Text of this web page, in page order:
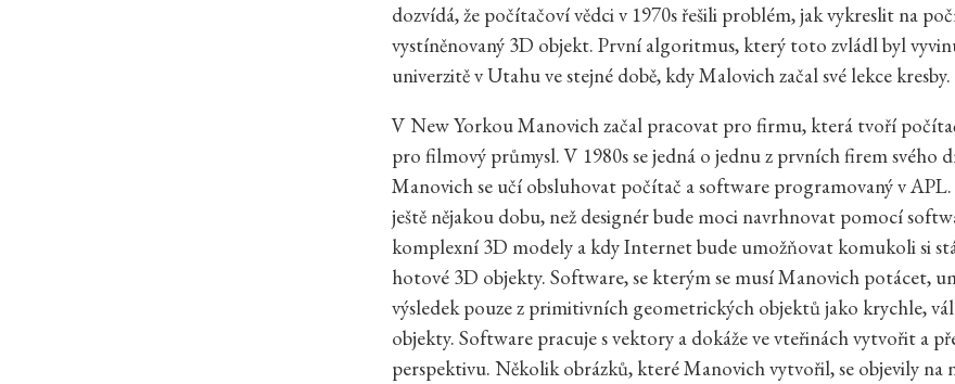
dozvídá, že počítačoví vědci v 1970s řešili problém, jak vykreslit na
vystíněnovaný 3D objekt. První algoritmus, který toto zvládl byl
univerzitě v Utahu ve stejné době, kdy Malovich začal své lekce kresby.
V New Yorkou Manovich začal pracovat pro firmu, která tvoří
pro filmový průmysl. V 1980s se jedná o jednu z prvních firem svého
Manovich se učí obsluhovat počítač a software programovaný v
ještě nějakou dobu, než designér bude moci navrhnovat pomocí
komplexní 3D modely a kdy Internet bude umožňovat komukoli si
hotové 3D objekty. Software, se kterým se musí Manovich potácet,
výsledek pouze z primitivních geometrických objektů jako krychle,
objekty. Software pracuje s vektory a dokáže ve vteřinách vytvořit a
perspektivu. Několik obrázků, které Manovich vytvořil, se objevily na